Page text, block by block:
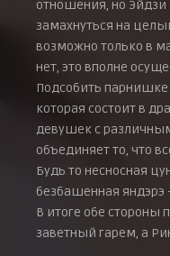
отношения, но Эйдзи
замахнуться на
возможно только в
нет, это вполне
Подсобить
которая состоит в
девушек с
объединяет то, что
Будь то несносная
безбашенная яндэрэ
В итоге обе
заветный гарем, а